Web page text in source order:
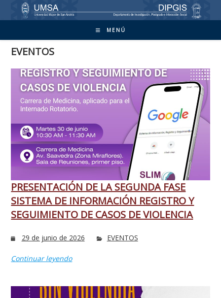
al
MENÚ
EVENTOS
PRESENTACIÓN DE LA SEGUNDA FASE
SISTEMA DE INFORMACIÓN REGISTRO Y
SEGUIMIENTO DE CASOS DE VIOLENCIA
29 de junio de 2026 EVENTOS
Continuar leyendo